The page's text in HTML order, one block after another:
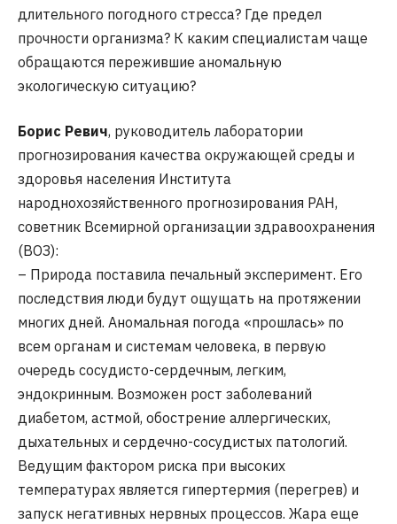
длительного погодного стресса? Где предел
прочности организма? К каким специалистам чаще
обращаются пережившие аномальную
экологическую ситуацию?
Борис Ревич, руководитель лаборатории
прогнозирования качества окружающей среды и
здоровья населения Института
народнохозяйственного прогнозирования РАН,
советник Всемирной организации здравоохранения
(ВОЗ):
– Природа поставила печальный эксперимент. Его
последствия люди будут ощущать на протяжении
многих дней. Аномальная погода «прошлась» по
всем органам и системам человека, в первую
очередь сосудисто-сердечным, легким,
эндокринным. Возможен рост заболеваний
диабетом, астмой, обострение аллергических,
дыхательных и сердечно-сосудистых патологий.
Ведущим фактором риска при высоких
температурах является гипертермия (перегрев) и
запуск негативных нервных процессов. Жара еще